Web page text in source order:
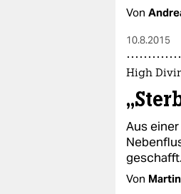
Von
10.8.2015
High
Aus
geschafft.
Von